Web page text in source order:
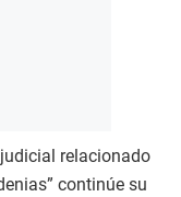
relacionado
continúe su